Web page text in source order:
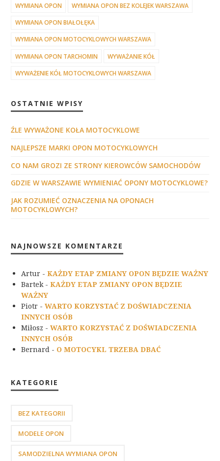
WYMIANA OPON WYMIANA OPON BEZ KOLEJEK WARSZAWA
WYMIANA OPON BIAŁOŁĘKA
WYMIANA OPON MOTOCYKLOWYCH WARSZAWA
WYMIANA OPON TARCHOMIN WYWAŻANIE KÓŁ
WYWAŻENIE KÓŁ MOTOCYKLOWYCH WARSZAWA
OSTATNIE WPISY
ŹLE WYWAŻONE KOŁA MOTOCYKLOWE
NAJLEPSZE MARKI OPON MOTOCYKLOWYCH
CO NAM GROZI ZE STRONY KIEROWCÓW SAMOCHODÓW
GDZIE W WARSZAWIE WYMIENIAĆ OPONY MOTOCYKLOWE?
JAK ROZUMIEĆ OZNACZENIA NA OPONACH
MOTOCYKLOWYCH?
NAJNOWSZE KOMENTARZE
Artur -KAŻDY ETAP ZMIANY OPON BĘDZIE WAŻNY
Bartek-KAŻDY ETAP ZMIANY OPON BĘDZIE
WAŻNY
Piotr -WARTO KORZYSTAĆ Z DOŚWIADCZENIA
INNYCH OSÓB
Miłosz -WARTO KORZYSTAĆ Z DOŚWIADCZENIA
INNYCH OSÓB
Bernard - O MOTOCYKL TRZEBA DBAĆ
KATEGORIE
BEZ KATEGORII
MODELE OPON
SAMODZIELNA WYMIANA OPON